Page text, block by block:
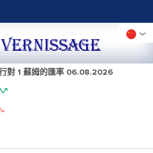
對 1 蘇姆的匯率 06.08.2026